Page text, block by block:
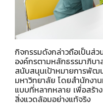
กิจกรรมดังกล่าวถือเป็นส่
องค์กรตามหลักธรรมาภิบ
สนับสนุนเป้าหมายการพัฒ
มหาวิทยาลัย โดยสำนักงา
แบบที่หลากหลาย เพื่อสร้
สิ่งแวดล้อมอย่างแท้จริง